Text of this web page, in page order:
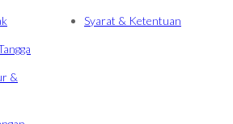
&
Syarat & Ketentuan